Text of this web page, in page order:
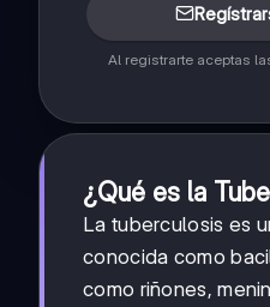
Al registrarte aceptas
¿Qué es la
La tuberculosis es
conocida como
como riñones,